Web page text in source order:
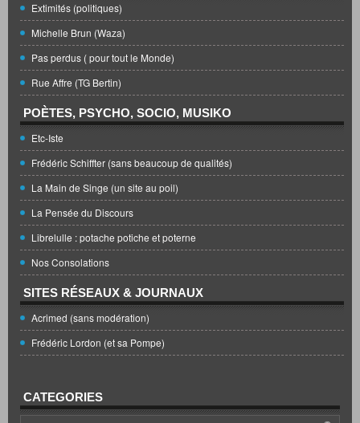
Extimités (politiques)
Michelle Brun (Waza)
Pas perdus ( pour tout le Monde)
Rue Affre (TG Bertin)
POÈTES, PSYCHO, SOCIO, MUSIKO
Etc-Iste
Frédéric Schiffter (sans beaucoup de qualités)
La Main de Singe (un site au poil)
La Pensée du Discours
Librelulle : potache potiche et poterne
Nos Consolations
SITES RÉSEAUX & JOURNAUX
Acrimed (sans modération)
Frédéric Lordon (et sa Pompe)
CATEGORIES